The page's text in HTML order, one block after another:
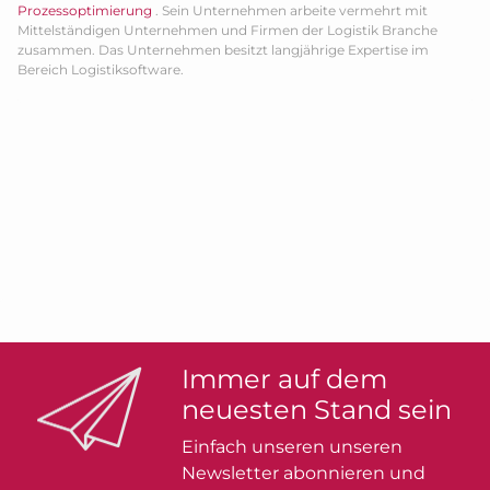
Prozessoptimierung
. Sein Unternehmen arbeite vermehrt mit
Mittelständigen Unternehmen und Firmen der Logistik Branche
zusammen. Das Unternehmen besitzt langjährige Expertise im
Bereich Logistiksoftware.
Immer auf dem
neuesten Stand sein
Einfach unseren unseren
Newsletter abonnieren und